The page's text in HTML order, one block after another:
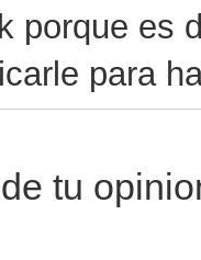
porque es
para
tu